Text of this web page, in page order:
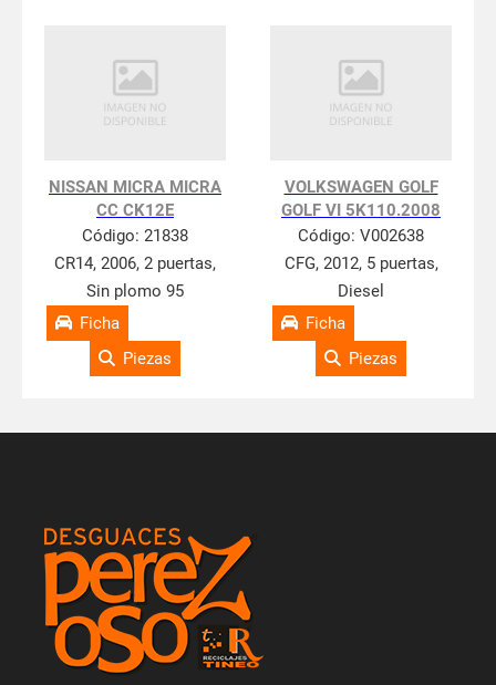
NISSAN MICRA MICRA
CC CK12E
Código: 21838
CR14, 2006, 2 puertas,
Sin plomo 95
Ficha
Piezas
VOLKSWAGEN GOLF
GOLF VI 5K110.2008
Código: V002638
CFG, 2012, 5 puertas,
Diesel
Ficha
Piezas